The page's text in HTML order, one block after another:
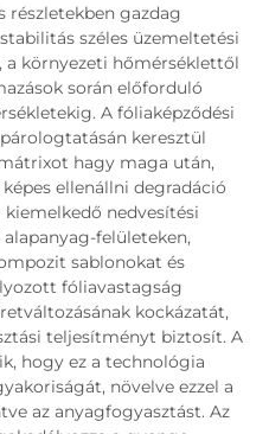
gazdag
széles üzemeltetési
környezeti hőmérséklettől
során előforduló
A fóliaképződési
keresztül
hagy maga után,
ellenállni degradáció
kiemelkedő nedvesítési
felületeken,
sablonokat és
fóliavastagság
kockázatát,
teljesítményt biztosít. A
hogy ez a technológia
növelve ezzel a
az anyagfogyasztást. Az